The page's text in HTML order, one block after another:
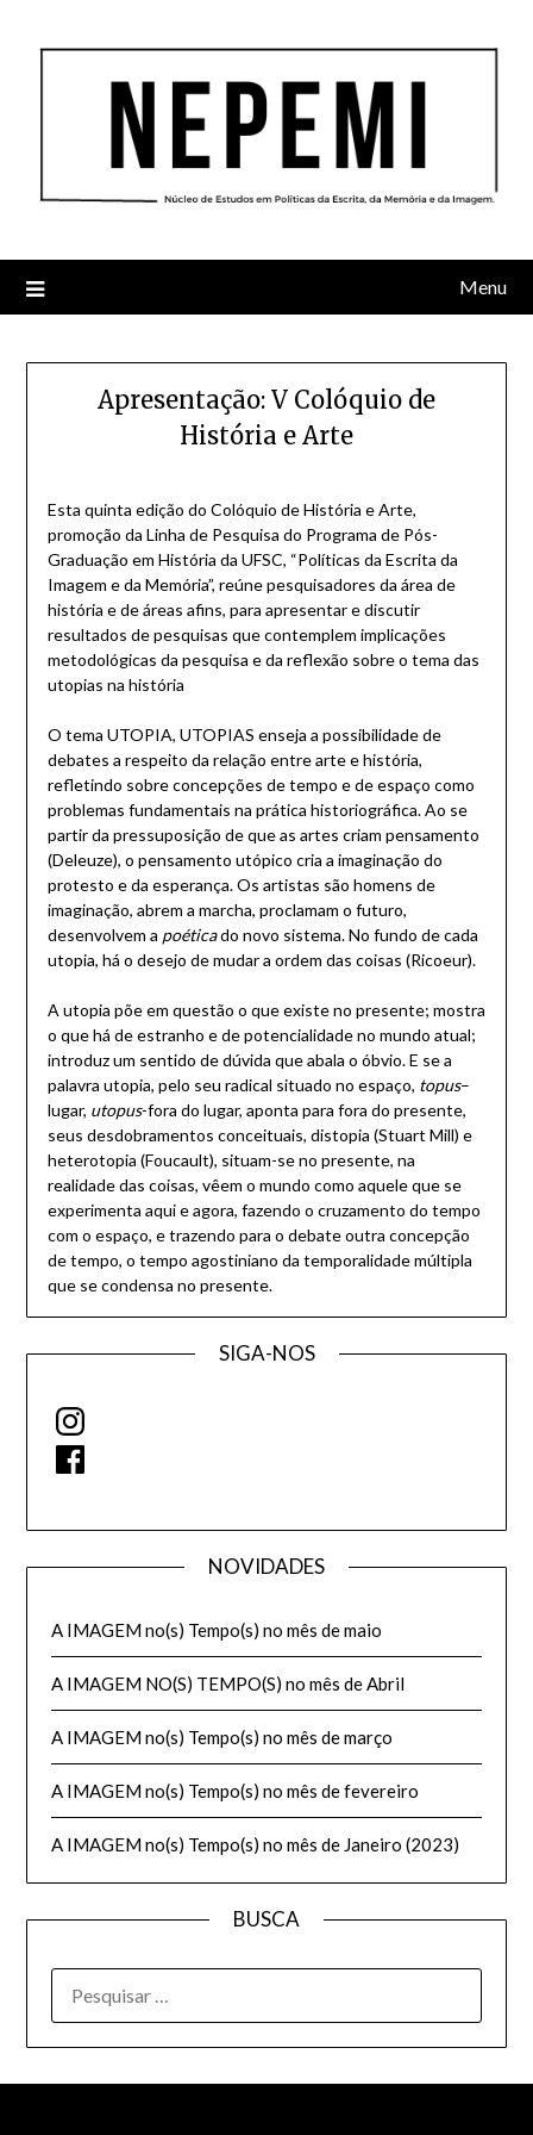
Menu
Apresentação: V Colóquio de
História e Arte
Esta quinta edição do Colóquio de História e Arte,
promoção da Linha de Pesquisa do Programa de Pós-
Graduação em História da UFSC, “Políticas da Escrita da
Imagem e da Memória”, reúne pesquisadores da área de
história e de áreas afins, para apresentar e discutir
resultados de pesquisas que contemplem implicações
metodológicas da pesquisa e da reflexão sobre o tema das
utopias na história
O tema UTOPIA, UTOPIAS enseja a possibilidade de
debates a respeito da relação entre arte e história,
refletindo sobre concepções de tempo e de espaço como
problemas fundamentais na prática historiográfica. Ao se
partir da pressuposição de que as artes criam pensamento
(Deleuze), o pensamento utópico cria a imaginação do
protesto e da esperança. Os artistas são homens de
imaginação, abrem a marcha, proclamam o futuro,
desenvolvem a poéticado novo sistema. No fundo de cada
utopia, há o desejo de mudar a ordem das coisas (Ricoeur).
A utopia põe em questão o que existe no presente; mostra
o que há de estranho e de potencialidade no mundo atual;
introduz um sentido de dúvida que abala o óbvio. E se a
palavra utopia, pelo seu radical situado no espaço, topus–
lugar, utopus-fora do lugar, aponta para fora do presente,
seus desdobramentos conceituais, distopia (Stuart Mill) e
heterotopia (Foucault), situam-se no presente, na
realidade das coisas, vêem o mundo como aquele que se
experimenta aqui e agora, fazendo o cruzamento do tempo
com o espaço, e trazendo para o debate outra concepção
de tempo, o tempo agostiniano da temporalidade múltipla
que se condensa no presente.
SIGA-NOS
Instagram
Facebook
NOVIDADES
A IMAGEM no(s) Tempo(s) no mês de maio
A IMAGEM NO(S) TEMPO(S) no mês de Abril
A IMAGEM no(s) Tempo(s) no mês de março
A IMAGEM no(s) Tempo(s) no mês de fevereiro
A IMAGEM no(s) Tempo(s) no mês de Janeiro (2023)
BUSCA
POR: